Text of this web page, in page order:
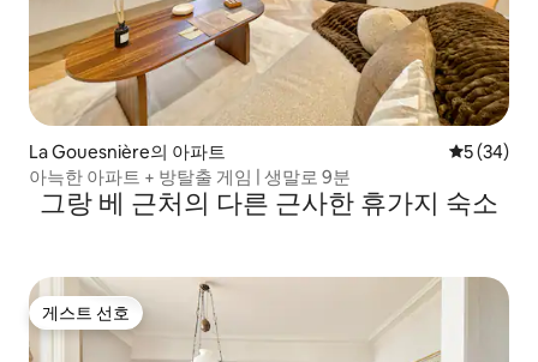
La Gouesnière의 아파트 평점 5점(5
5 (34)
아늑한 아파트 + 방탈출 게임 | 생말로 9분
그랑 베 근처의 다른 근사한 휴가지 숙소
게스트 선호
게스트 선호